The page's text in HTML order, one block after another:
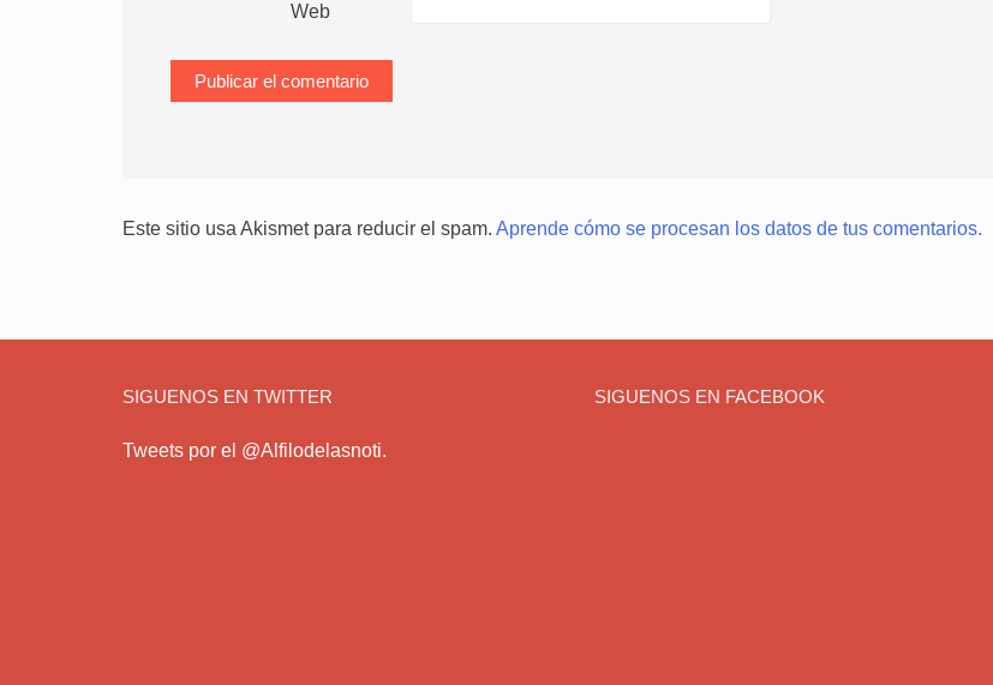
Web
Este sitio usa Akismet para reducir el spam. Aprende cómo se procesan los datos de tus comentarios.
SIGUENOS EN TWITTER
Tweets por el @Alfilodelasnoti.
SIGUENOS EN FACEBOOK